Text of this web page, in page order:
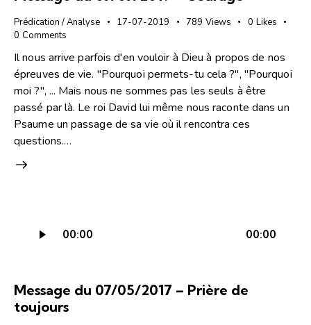
Prédication / Analyse 17-07-2019 789 Views 0 Likes
0 Comments
Il nous arrive parfois d'en vouloir à Dieu à propos de nos
épreuves de vie. "Pourquoi permets-tu cela ?", "Pourquoi
moi ?", ... Mais nous ne sommes pas les seuls à être
passé par là. Le roi David lui même nous raconte dans un
Psaume un passage de sa vie où il rencontra ces
questions.…
audio
00:00 00:00
Message du 07/05/2017 – Prière de
toujours